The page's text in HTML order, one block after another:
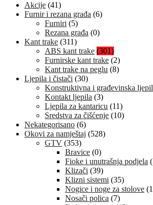
Akcije (41)
Furnir i rezana građa (6)
Furniri (5)
Rezana građa (0)
Kant trake (311)
ABS kant trake (301)
Furnirske kant trake (2)
Kant trake na peglu (8)
Ljepila i čistači (30)
Konstruktivna i građevinska
Kontakt ljepila (3)
Ljepila za kantaricu (11)
Sredstva za čišćenje (10)
Nekategorisano (6)
Okovi za namještaj (528)
GTV (353)
Bravice (0)
Fioke i unutrašnja podjela
Klizači (39)
Klizni sistemi (35)
Nogice i noge za stolove
Nosači polica (7)